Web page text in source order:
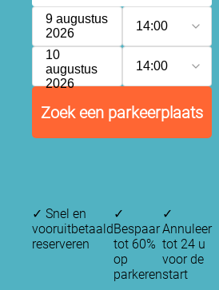
9 augustus
2026
14:00
10
augustus
2026
14:00
Zoek een parkeerplaats
✓ Snel en
vooruitbetaald
reserveren
✓
Bespaar
tot 60%
op
parkeren
✓
Annuleer
tot 24 u
voor de
start